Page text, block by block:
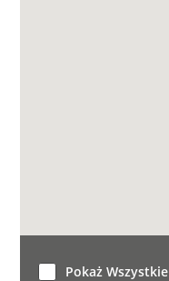
Pokaż Wszystkie